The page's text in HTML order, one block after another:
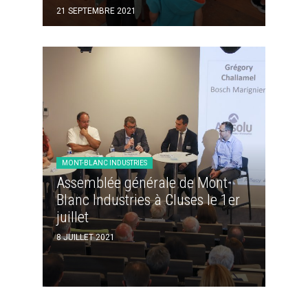
21 SEPTEMBRE 2021
MONT-BLANC INDUSTRIES
Assemblée générale de Mont-
Blanc Industries à Cluses le 1er
juillet
8 JUILLET 2021